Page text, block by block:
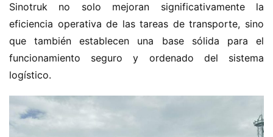
e
v
a
e
n
í
Sinotruk no solo mejoran significativamente la
eficiencia operativa de las tareas de transporte, sino
que también establecen una base sólida para el
funcionamiento seguro y ordenado del sistema
logístico.